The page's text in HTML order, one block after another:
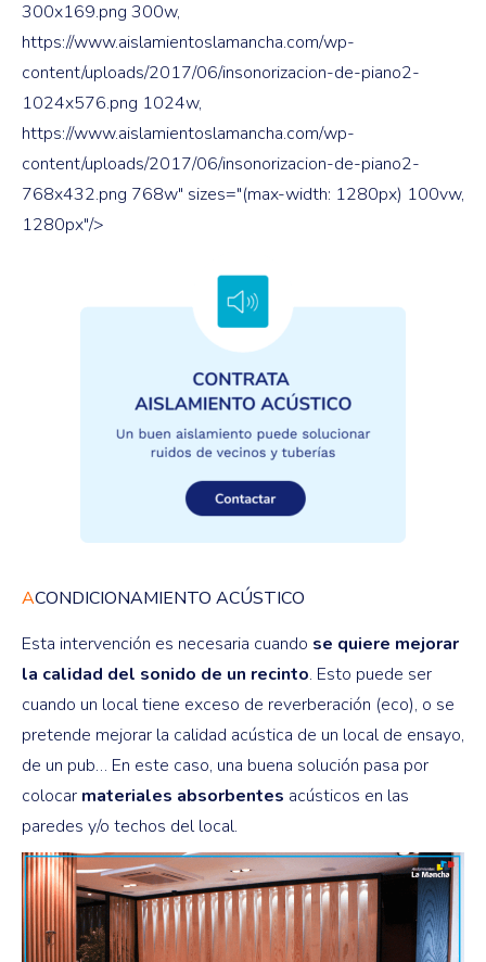
300x169.png 300w,
https://www.aislamientoslamancha.com/wp-
content/uploads/2017/06/insonorizacion-de-piano2-
1024x576.png 1024w,
https://www.aislamientoslamancha.com/wp-
content/uploads/2017/06/insonorizacion-de-piano2-
768x432.png 768w" sizes="(max-width: 1280px) 100vw,
1280px"/>
ACONDICIONAMIENTO ACÚSTICO
Esta intervención es necesaria cuando se quiere mejorar
la calidad del sonido de un recinto. Esto puede ser
cuando un local tiene exceso de reverberación (eco), o se
pretende mejorar la calidad acústica de un local de ensayo,
de un pub… En este caso, una buena solución pasa por
colocar materiales absorbentes acústicos en las
paredes y/o techos del local.